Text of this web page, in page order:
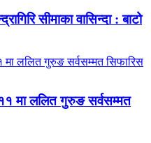
सीमाका वासिन्दा : बाटो
मा ललित गुरुङ सर्वसम्मत